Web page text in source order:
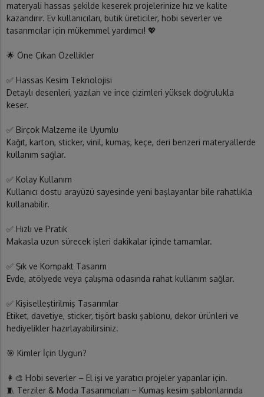
materyali hassas şekilde keserek projelerinize hız ve kalite
kazandırır. Ev kullanıcıları, butik üreticiler, hobi severler ve
tasarımcılar için mükemmel yardımcı! 💖
🌟 Öne Çıkan Özellikler
✅ Hassas Kesim Teknolojisi
Detaylı desenleri, yazıları ve ince çizimleri yüksek doğrulukla
keser.
✅ Birçok Malzeme ile Uyumlu
Kağıt, karton, sticker, vinil, kumaş, keçe, deri benzeri materyallerde
kullanım sağlar.
✅ Kolay Kullanım
Kullanıcı dostu arayüzü sayesinde yeni başlayanlar bile rahatlıkla
kullanabilir.
✅ Hızlı ve Pratik
Makasla uzun sürecek işleri dakikalar içinde tamamlar.
✅ Şık ve Kompakt Tasarım
Evde, atölyede veya çalışma odasında rahat kullanım sağlar.
✅ Kişiselleştirilmiş Tasarımlar
Etiket, davetiye, sticker, tişört baskı şablonu, dekor ürünleri ve
hediyelikler hazırlayabilirsiniz.
🎯 Kimler İçin Uygun?
👩‍🎨 Hobi severler – El işi ve yaratıcı projeler yapanlar için.
🧵 Terziler & Moda Tasarımcıları – Kumaş kesim şablonlarında